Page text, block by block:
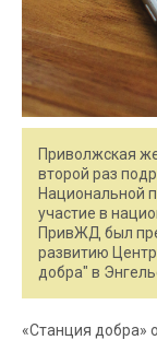
Приволжская
второй раз
Национальной
участие в
ПривЖД был
развитию
добра" в
«Станция добра»